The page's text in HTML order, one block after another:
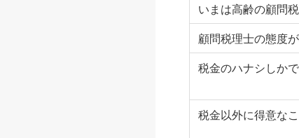
いまは高齢の顧問
顧問税理士の態度
税金のハナシしか
税金以外に得意な